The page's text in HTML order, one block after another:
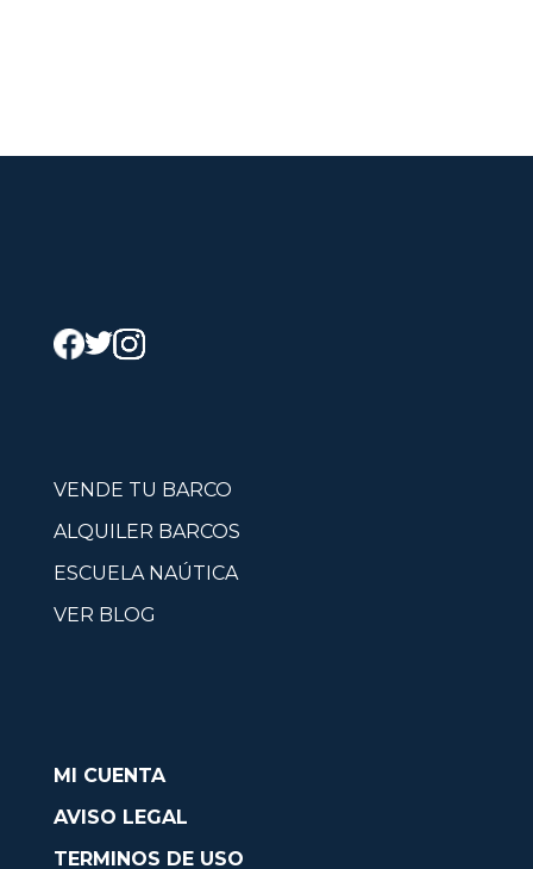
VENDE TU BARCO
ALQUILER BARCOS
ESCUELA NAÚTICA
VER BLOG
MI CUENTA
AVISO LEGAL
TERMINOS DE USO